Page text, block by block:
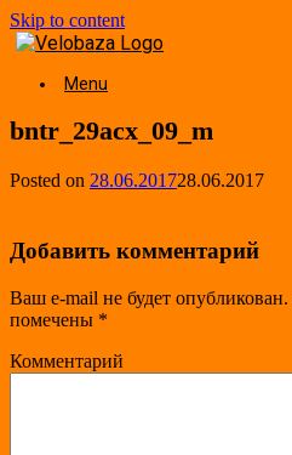
Skip to content
Menu
bntr_29acx_09_m
Posted on 28.06.201728.06.2017
Добавить комментарий
Ваш e-mail не будет опубликован.
помечены *
Комментарий